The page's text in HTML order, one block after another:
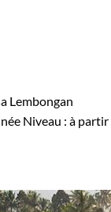
Lembongan
Niveau : à partir